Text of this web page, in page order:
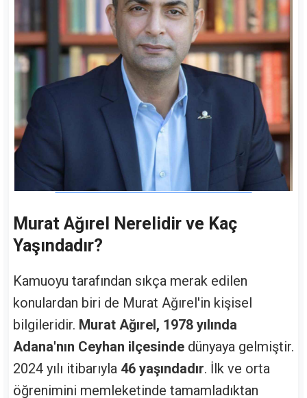
Murat Ağırel Nerelidir ve Kaç
Yaşındadır?
Kamuoyu tarafından sıkça merak edilen
konulardan biri de Murat Ağırel'in kişisel
bilgileridir. Murat Ağırel, 1978 yılında
Adana'nın Ceyhan ilçesinde dünyaya gelmiştir.
2024 yılı itibarıyla 46 yaşındadır. İlk ve orta
öğrenimini memleketinde tamamladıktan